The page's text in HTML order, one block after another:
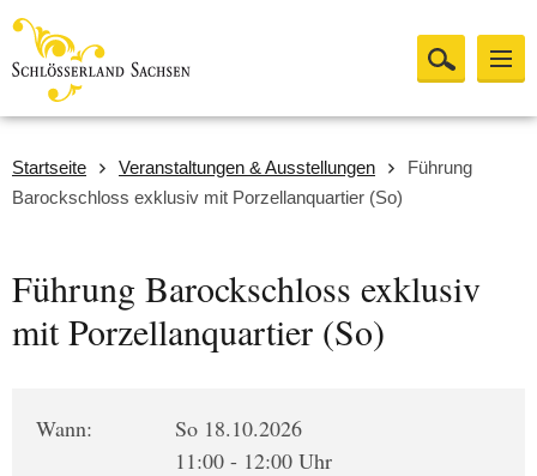
Startseite Veranstaltungen & Ausstellungen
Führung
Barockschloss exklusiv mit Porzellanquartier (So)
Führung Barockschloss exklusiv
mit Porzellanquartier (So)
Wann:
So 18.10.2026
11:00 - 12:00 Uhr